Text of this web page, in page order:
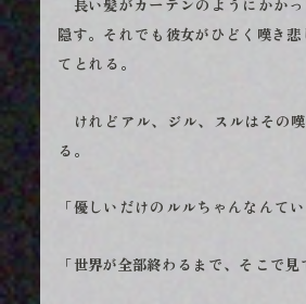
長い髪がカーテンのようにかかっ
隠す。それでも彼女がひどく嘆き
てとれる。
けれどアル、ジル、スルはその
る。
「優しいだけのルルちゃんなんて
「世界が全部終わるまで、そこで見